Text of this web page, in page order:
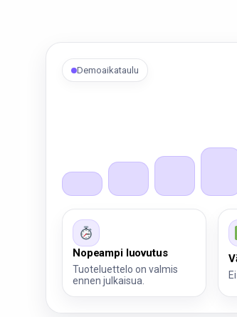
Demoaikataulu
Nopeampi luovutus
Tuoteluettelo on valmis
ennen julkaisua.